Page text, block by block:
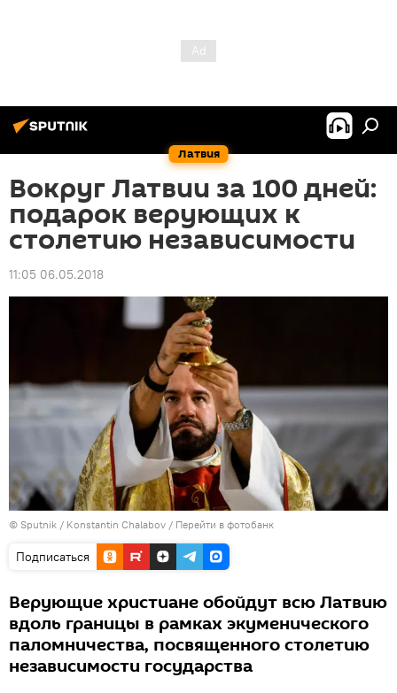
Латвия
Вокруг Латвии за 100 дней:
подарок верующих к
столетию независимости
11:05 06.05.2018
© Sputnik / Konstantin Chalabov / Перейти в фотобанк
Подписаться
Верующие христиане обойдут всю Латвию
вдоль границы в рамках экуменического
паломничества, посвященного столетию
независимости государства